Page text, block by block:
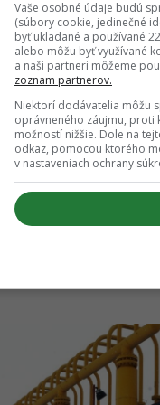
že cieľ
že plynári sú
Ich časť už
sezóny
nielen
využíva aj
dosahuje
Celková
Vaše osobné údaje budú
(súbory cookie, jedinečné
byť ukladané a používané
alebo môžu byť využívané
a naši partneri môžeme
zoznam partnerov.
Niektorí dodávatelia môžu
oprávneného záujmu, proti
možností nižšie. Dole na
odkaz, pomocou ktorého
v nastaveniach ochrany